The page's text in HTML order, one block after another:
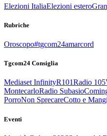
Elezioni ItaliaElezioni estero
Rubriche
Oroscopo#tgcom24amarcord
Tgcom24 Consiglia
Mediaset InfinityR101Radio 105
MontecarloRadio Subasio
PorroNon SprecareCotto e
Eventi